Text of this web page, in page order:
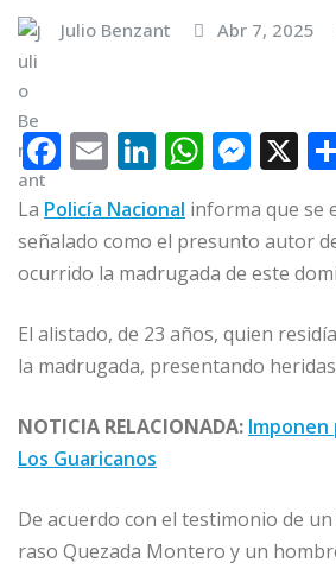
Julio Benzant Abr 7, 2025
F
a
c
e
o
o
k
E
m
ai
l
Li
k
e
dI
n
W
h
at
s
p
p
M
ss
e
g
e
r
X
La Policía Nacional informa que se
señalado como el presunto autor
ocurrido la madrugada de este
El alistado, de 23 años, quien
la madrugada, presentando
NOTICIA RELACIONADA:
Los Guaricanos
De acuerdo con el testimonio de
raso Quezada Montero y un